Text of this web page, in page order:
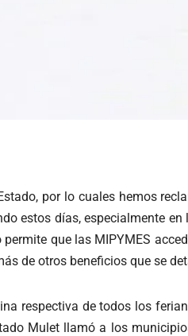
por lo cuales hemos
estos días, especialmente
que las MIPYMES
de otros beneficios que se
respectiva de todos los
Mulet llamó a los